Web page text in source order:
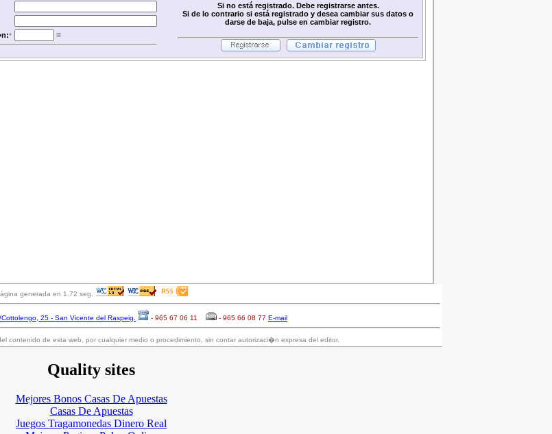
* =
Si no está registrado. Debe registrarse antes.
Si de lo contrario si está registrado y desea cambiar sus datos o
darse de baja, pulse en cambiar registro.
generada en 1.72 seg.
Cottolengo, 25 - San Vicente del Raspeig. - 965 67 06 11 - 965 66 08 77 E-mail
contenido de esta web, por cualquier medio o procedimiento, sin contar autorizaci�n expresa del editor.
Quality sites
Mejores Bonos Casas De Apuestas
Casas De Apuestas
Juegos Tragamonedas Dinero Real